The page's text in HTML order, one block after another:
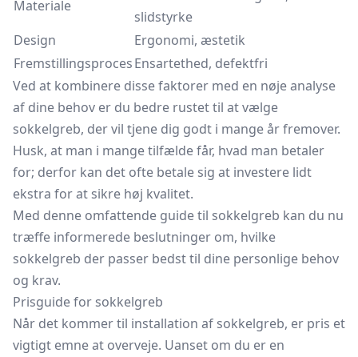
Materiale
slidstyrke
Design
Ergonomi, æstetik
FremstillingsprocesEnsartethed, defektfri
Ved at kombinere disse faktorer med en nøje analyse
af dine behov er du bedre rustet til at vælge
sokkelgreb, der vil tjene dig godt i mange år fremover.
Husk, at man i mange tilfælde får, hvad man betaler
for; derfor kan det ofte betale sig at investere lidt
ekstra for at sikre høj kvalitet.
Med denne omfattende guide til sokkelgreb kan du nu
træffe informerede beslutninger om, hvilke
sokkelgreb der passer bedst til dine personlige behov
og krav.
Prisguide for sokkelgreb
Når det kommer til installation af sokkelgreb, er pris et
vigtigt emne at overveje. Uanset om du er en